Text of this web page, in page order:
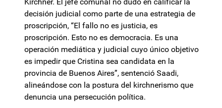
decisión judicial como parte de una estrategia de
proscripción, “El fallo no es justicia, es
proscripción. Esto no es democracia. Es una
operación mediática y judicial cuyo único objetivo
es impedir que Cristina sea candidata en la
provincia de Buenos Aires”, sentenció Saadi,
alineándose con la postura del kirchnerismo que
denuncia una persecución política.